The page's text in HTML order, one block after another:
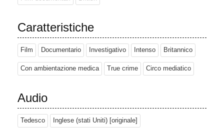
Caratteristiche
Film Documentario Investigativo Intenso Britannico
Con ambientazione medica True crime Circo mediatico
Audio
Tedesco Inglese (stati Uniti) [originale]